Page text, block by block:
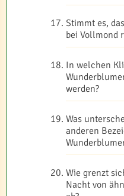
Stimmt es,
bei Vollmond
In welchen
werden?
Was
anderen
Wie grenzt
Nacht von